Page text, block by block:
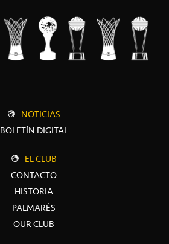
NOTICIAS
BOLETÍN DIGITAL
EL CLUB
CONTACTO
HISTORIA
PALMARÉS
OUR CLUB